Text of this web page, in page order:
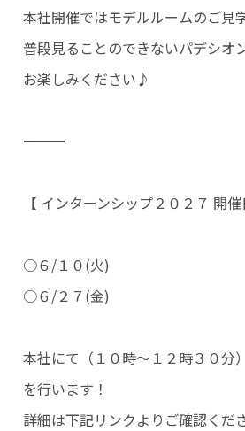
本社開催ではモデルルームのご見
普段見ることのできないパデシオ
お楽しみください♪
――――――――――――――――――――――――――――――――――――――――――――――
【 インターンシップ２０２７ 開催
○６/１０(火)
○６/２７(金)
本社にて（１０時～１２時３０分
を行います！
詳細は下記リンクよりご確認くだ